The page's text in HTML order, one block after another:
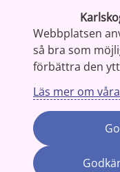
Webbplatsen
så bra som
förbättra den
Läs mer om